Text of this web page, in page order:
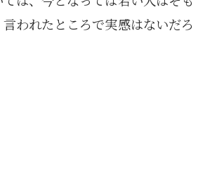
われたところで実感はないだろ